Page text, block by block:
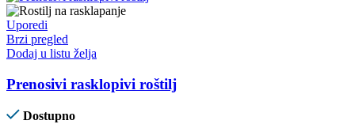
Uporedi
Brzi pregled
Dodaj u listu želja
Prenosivi rasklopivi roštilj
Dostupno